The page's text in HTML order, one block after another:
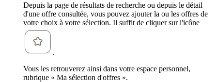
Depuis la page de résultats de recherche ou depuis le détail
d'une offre consultée, vous pouvez ajouter la ou les offres de
votre choix à votre sélection. Il suffit de cliquer sur l'icône
.
Vous les retrouverez ainsi dans votre espace personnel,
rubrique « Ma sélection d'offres ».